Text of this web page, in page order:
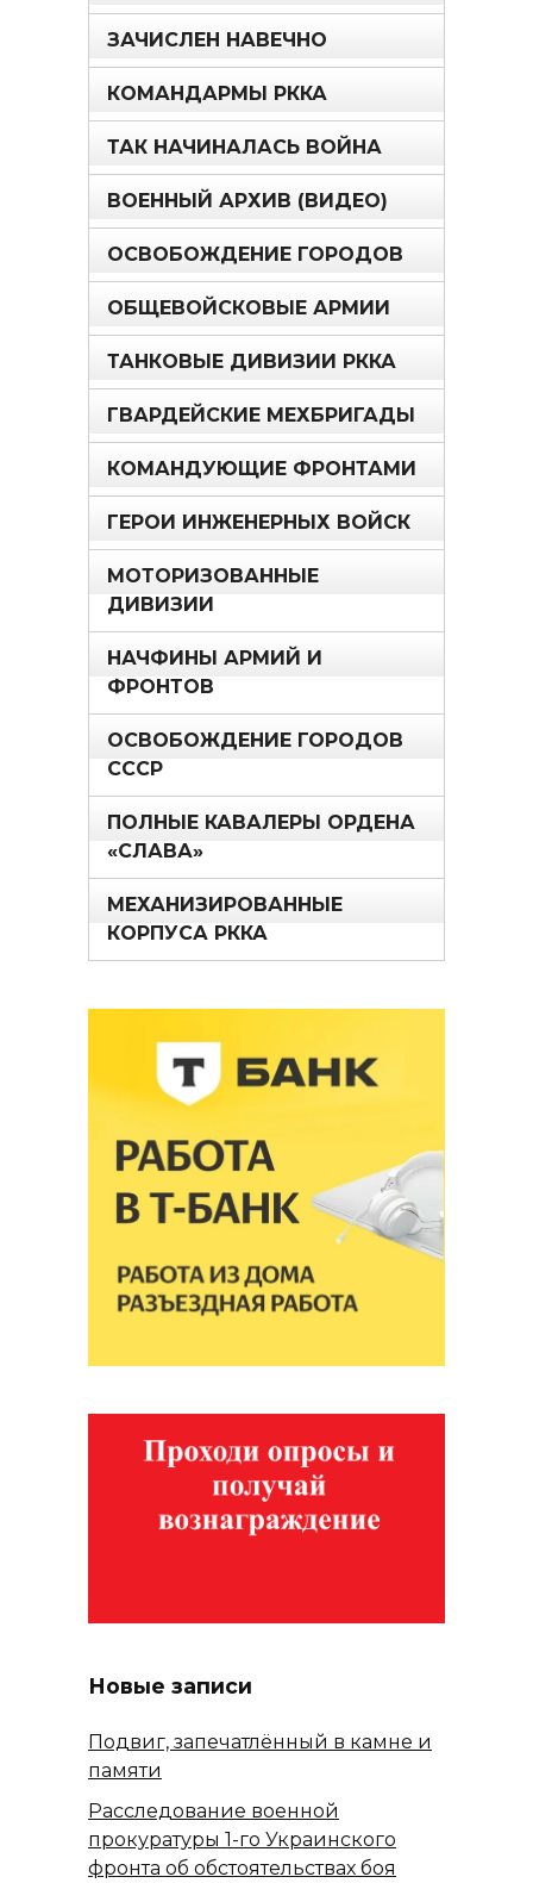
ЗАЧИСЛЕН НАВЕЧНО
КОМАНДАРМЫ РККА
ТАК НАЧИНАЛАСЬ ВОЙНА
ВОЕННЫЙ АРХИВ (ВИДЕО)
ОСВОБОЖДЕНИЕ ГОРОДОВ
ОБЩЕВОЙСКОВЫЕ АРМИИ
ТАНКОВЫЕ ДИВИЗИИ РККА
ГВАРДЕЙСКИЕ МЕХБРИГАДЫ
КОМАНДУЮЩИЕ ФРОНТАМИ
ГЕРОИ ИНЖЕНЕРНЫХ ВОЙСК
МОТОРИЗОВАННЫЕ
ДИВИЗИИ
НАЧФИНЫ АРМИЙ И
ФРОНТОВ
ОСВОБОЖДЕНИЕ ГОРОДОВ
СССР
ПОЛНЫЕ КАВАЛЕРЫ ОРДЕНА
«СЛАВА»
МЕХАНИЗИРОВАННЫЕ
КОРПУСА РККА
Новые записи
Подвиг, запечатлённый в камне и
памяти
Расследование военной
прокуратуры 1-го Украинского
фронта об обстоятельствах боя